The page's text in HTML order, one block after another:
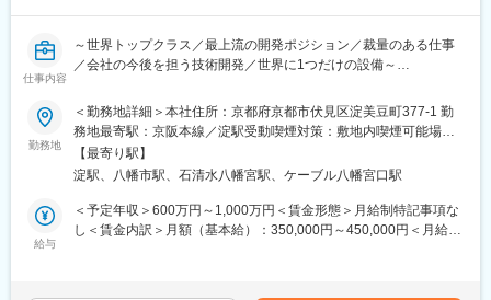
■組織構成
ケーションを盛んにとっており、仲のいい環境です。
■働き方～同社では長く働いていただける環境が整っています～
変更の範囲：会社の定める業務
はありますが、その分やりがいとスキルアップできる環境があり
ます。
変更の範囲：会社の定める業務
仕事内容
～世界トップクラス／最上流の開発ポジション／裁量のある仕事
／会社の今後を担う技術開発／世界に1つだけの設備～
同社は梱包・包装装置の国内トップシェアであり、完全オーダー
メイドで“世界に1台しかない機械”を開発しています。
新規技術開発のメンバーに入っていただき、高速稼働する装置の
最先端技術の開発（組み込みソフト）に携わっていただきます。
【変更の範囲：なし】
■扱う製品：
勤務地
＜勤務地詳細＞本社住所：京都府京都市伏見区淀美豆町377-1 勤
務地最寄駅：京阪本線／淀駅受動喫煙対策：敷地内喫煙可能場所
あり変更の範囲：本文参照
【最寄り駅】
淀駅、八幡市駅、石清水八幡宮駅、ケーブル八幡宮口駅
給与
＜予定年収＞600万円～1,000万円＜賃金形態＞月給制特記事項な
し＜賃金内訳＞月額（基本給）：350,000円～450,000円＜月給＞